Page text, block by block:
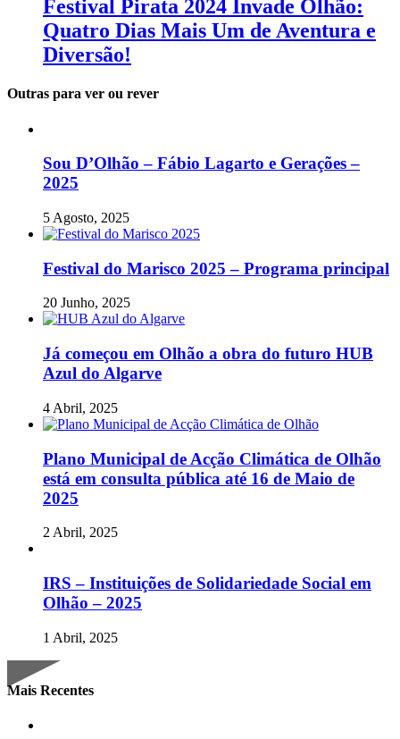
Festival Pirata 2024 Invade Olhão:
Quatro Dias Mais Um de Aventura e
Diversão!
Outras para ver ou rever
Sou D’Olhão – Fábio Lagarto e Gerações –
2025
5 Agosto, 2025
Festival do Marisco 2025 – Programa principal
20 Junho, 2025
Já começou em Olhão a obra do futuro HUB
Azul do Algarve
4 Abril, 2025
Plano Municipal de Acção Climática de Olhão
está em consulta pública até 16 de Maio de
2025
2 Abril, 2025
IRS – Instituições de Solidariedade Social em
Olhão – 2025
1 Abril, 2025
Mais Recentes